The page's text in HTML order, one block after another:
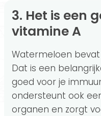
3. Het is een goede bron van
vitamine A
Watermeloen
Dat is een
goed voor je
ondersteunt ook
organen en zorgt